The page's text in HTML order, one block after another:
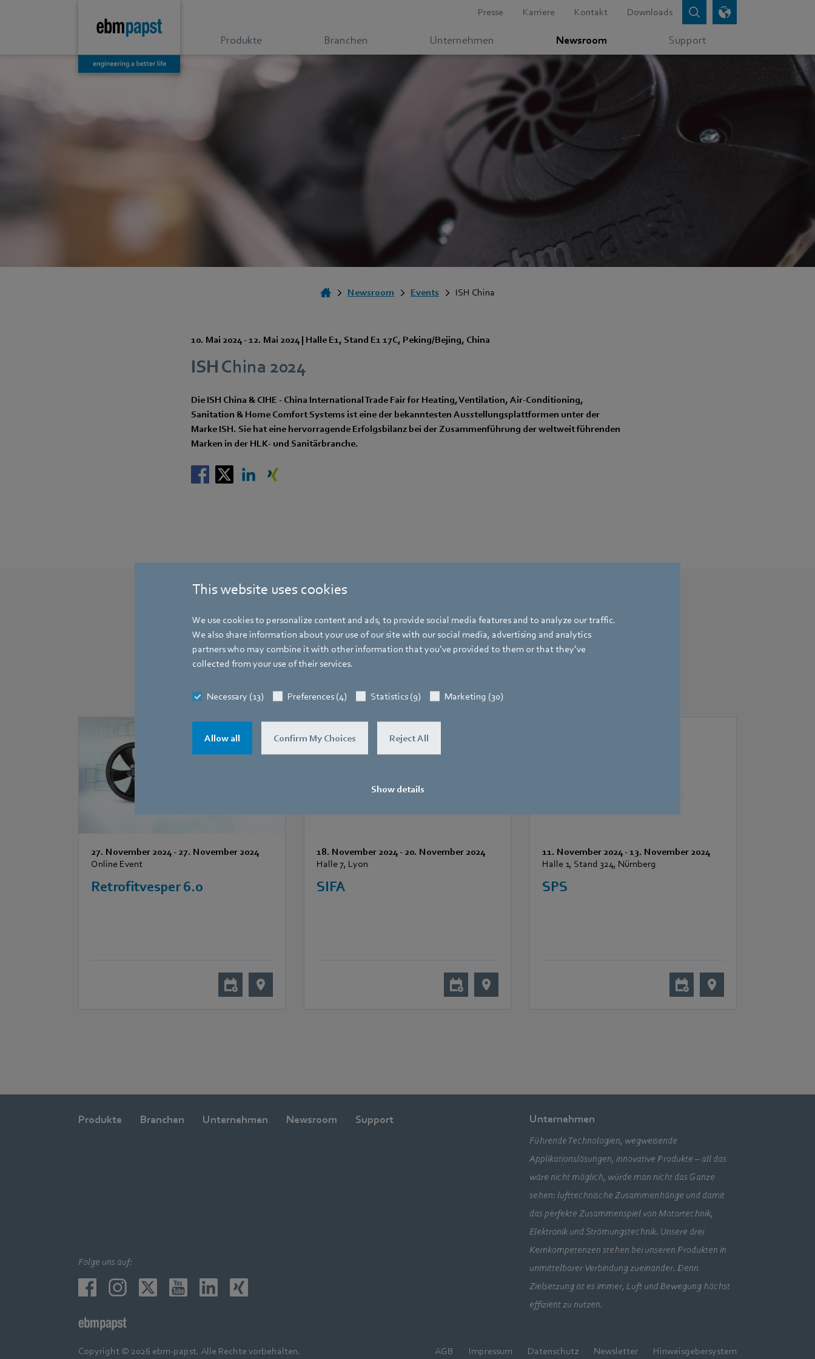
This website uses cookies
We use cookies to personalize content and ads, to provide social media features and to analyze our traffic.
We also share information about your use of our site with our social media, advertising and analytics
partners who may combine it with other information that you’ve provided to them or that they’ve
collected from your use of their services.
Necessary (13) Preferences (4) Statistics (9) Marketing (30)
Allow all Confirm My Choices Reject All
Show details
Presse Karriere Kontakt Downloads
Produkte Branchen Unternehmen Newsroom Support
Newsroom Events ISH China
10. Mai 2024-12. Mai 2024| Halle E1, Stand E1 17C, Peking/Bejing, China
ISH China 2024
Die ISH China & CIHE - China International Trade Fair for Heating, Ventilation, Air-Conditioning,
Sanitation & Home Comfort Systems ist eine der bekanntesten Ausstellungsplattformen unter der
Marke ISH. Sie hat eine hervorragende Erfolgsbilanz bei der Zusammenführung der weltweit führenden
Marken in der HLK- und Sanitärbranche.
Weitere Veranstaltungen
27. November 2024- 27. November 2024
Online Event
Retrofitvesper 6.0
18. November 2024- 20. November 2024
Halle 7, Lyon
SIFA
11. November 2024-13. November 2024
Halle 1, Stand 324, Nürnberg
SPS
Produkte Branchen Unternehmen Newsroom Support Unternehmen
Führende Technologien, wegweisende
Applikationslösungen, innovative Produkte – all das
wäre nicht möglich, würde man nicht das Ganze
sehen: lufttechnische Zusammenhänge und damit
das perfekte Zusammenspiel von Motortechnik,
Elektronik und Strömungstechnik. Unsere drei
Kernkompetenzen stehen bei unseren Produkten in
unmittelbarer Verbindung zueinander. Denn
Zielsetzung ist es immer, Luft und Bewegung höchst
effizient zu nutzen.
AGB Impressum Datenschutz Newsletter Hinweisgebersystem
Folge uns auf:
Copyright © 2026 ebm-papst. Alle Rechte vorbehalten.